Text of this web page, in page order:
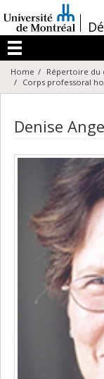
au
contenu
/
Menu
Home
Répertoire du
Corps professoral
Denise